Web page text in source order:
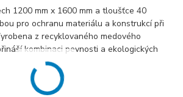
1200 mm x 1600 mm a tloušťce 40
pro ochranu materiálu a konstrukcí při
z recyklovaného medového
kombinaci pevnosti a ekologických